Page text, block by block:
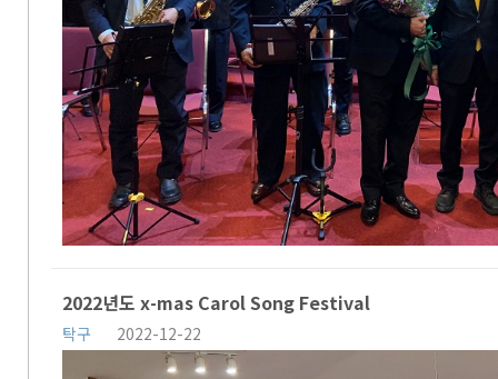
2022년도 x-mas Carol Song Festival
탁구 2022-12-22